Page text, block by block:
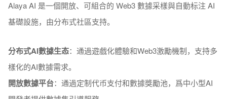
Alaya AI 是一個開放、可組合的 Web3 數據采樣與自動标注 AI
基礎設施，由分布式社區支持。
分布式AI數據生态：通過遊戲化體驗和Web3激勵機制，支持多
樣化的AI數據需求。
開放數據平台：通過定制代币支付和數據獎勵池，爲中小型AI